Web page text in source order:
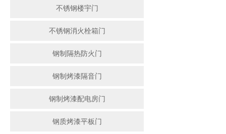
不锈钢楼宇门
不锈钢消火栓箱门
钢制隔热防火门
钢制烤漆隔音门
钢制烤漆配电房门
钢质烤漆平板门